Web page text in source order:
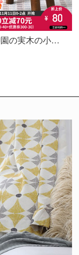
芸術柳園の実木の小さい腰掛けの家庭用の低い腰掛けの椅子の北欧の丸い腰掛けのネットの赤い小さい腰掛けは靴の腰掛けの胡桃の色の丸い腰掛けを交換します。